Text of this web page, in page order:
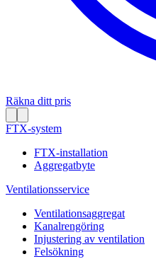
Räkna ditt pris
FTX-system
FTX-installation
Aggregatbyte
Ventilationsservice
Ventilationsaggregat
Kanalrengöring
Injustering av ventilation
Felsökning